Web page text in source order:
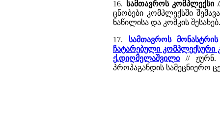
16. სამთავროს კომპლექსი
ცნობები კომპლექსში
ნაწილისა და კოშკის
17. სამთავროს
ჩატარებული კომპლექსური
ქ.დიღმელაშვილი// ჟურნ.
პროპაგანდის სამეცნიერო